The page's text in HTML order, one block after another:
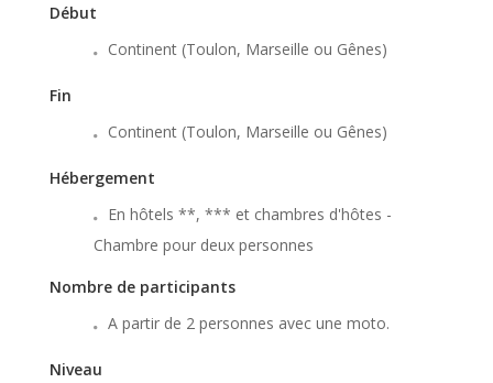
Début
Continent (Toulon, Marseille ou Gênes)
Fin
Continent (Toulon, Marseille ou Gênes)
Hébergement
En hôtels **, *** et chambres d'hôtes -
Chambre pour deux personnes
Nombre de participants
A partir de 2 personnes avec une moto.
Niveau